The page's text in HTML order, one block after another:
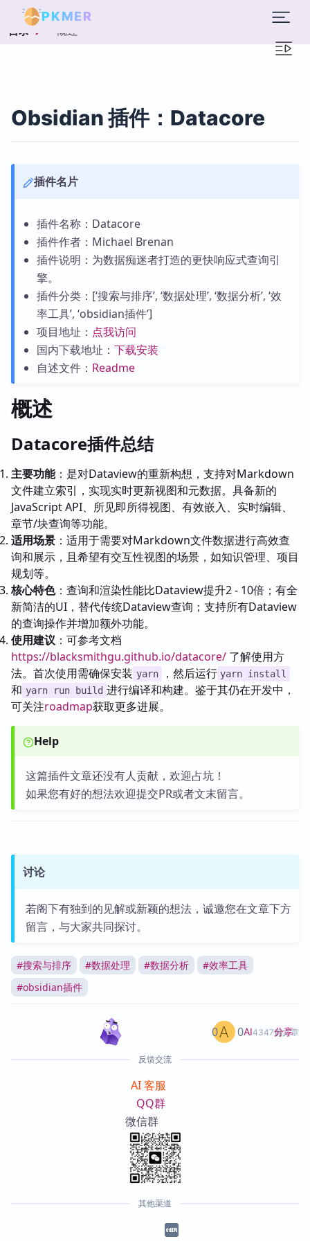
PKMER
目录 概述
Obsidian 插件：Datacore
插件名片
插件名称：Datacore
插件作者：Michael Brenan
插件说明：为数据痴迷者打造的更快响应式查询引
擎。
插件分类：[‘搜索与排序’, ‘数据处理’, ‘数据分析’, ‘效
率工具’, ‘obsidian插件’]
项目地址： 点我访问
国内下载地址： 下载安装
自述文件： Readme
概述
Datacore插件总结
主要功能：是对Dataview的重新构想，支持对Markdown
文件建立索引，实现实时更新视图和元数据。具备新的
JavaScript API、所见即所得视图、有效嵌入、实时编辑、
章节/块查询等功能。
适用场景 ：适用于需要对Markdown文件数据进行高效查
询和展示，且希望有交互性视图的场景，如知识管理、项目
规划等。
核心特色：查询和渲染性能比Dataview提升2 - 10倍；有全
新简洁的UI，替代传统Dataview查询；支持所有Dataview
的查询操作并增加额外功能。
使用建议 ：可参考文档
https://blacksmithgu.github.io/datacore/ 了解使用方
法。首次使用需确保安装 yarn ，然后运行 yarn install
和 yarn run build 进行编译和构建。鉴于其仍在开发中，
可关注roadmap获取更多进展。
Help
这篇插件文章还没有人贡献，欢迎占坑！
如果您有好的想法欢迎提交PR或者文末留言。
讨论
若阁下有独到的见解或新颖的想法，诚邀您在文章下方
留言，与大家共同探讨。
#搜索与排序 #数据处理 #数据分析 #效率工具
#obsidian插件
AI4347篇文章
0 0 分享
反馈交流
AI 客服
QQ群
微信群
其他渠道